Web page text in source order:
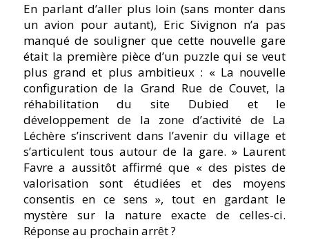
En parlant d’aller plus loin (sans monter dans
un avion pour autant), Eric Sivignon n’a pas
manqué de souligner que cette nouvelle gare
était la première pièce d’un puzzle qui se veut
plus grand et plus ambitieux : « La nouvelle
configuration de la Grand Rue de Couvet, la
réhabilitation du site Dubied et le
développement de la zone d’activité de La
Léchère s’inscrivent dans l’avenir du village et
s’articulent tous autour de la gare. » Laurent
Favre a aussitôt affirmé que « des pistes de
valorisation sont étudiées et des moyens
consentis en ce sens », tout en gardant le
mystère sur la nature exacte de celles-ci.
Réponse au prochain arrêt ?